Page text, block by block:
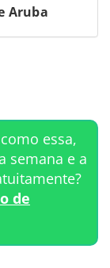
Aruba
essa,
semana e a
de